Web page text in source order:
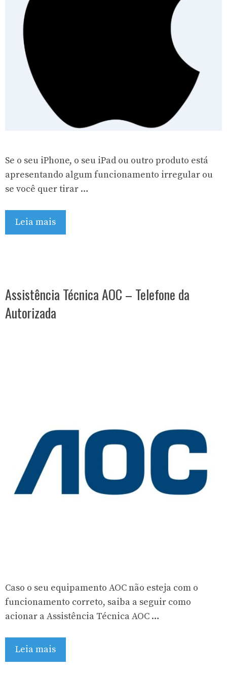
Se o seu iPhone, o seu iPad ou outro produto está
apresentando algum funcionamento irregular ou
se você quer tirar …
Leia mais
Assistência Técnica AOC – Telefone da
Autorizada
Caso o seu equipamento AOC não esteja com o
funcionamento correto, saiba a seguir como
acionar a Assistência Técnica AOC …
Leia mais